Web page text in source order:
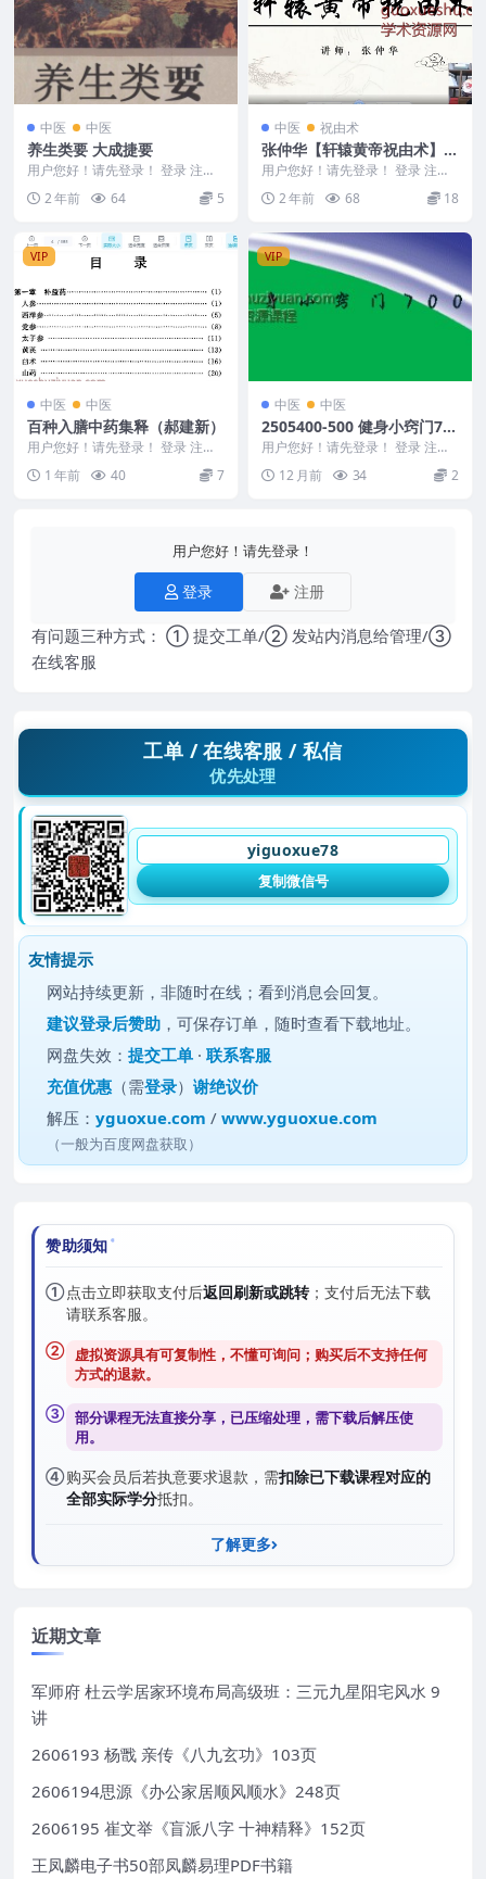
中医 中医
养生类要 大成捷要
用户您好！请先登录！ 登录 注册
2 年前 64 5
中医 祝由术
张仲华【轩辕黄帝祝由术】系
列网课2视频课程
用户您好！请先登录！ 登录 注册
张仲华【轩辕黄帝祝由术】系列网
课 240873...
2 年前 68 18
VIP
中医 中医
百种入膳中药集释（郝建新）
用户您好！请先登录！ 登录 注册
百种入膳中药集释（郝建新） 250
5400-2...
1 年前 40 7
VIP
中医 中医
2505400-500 健身小窍门70
0例.pdf166p
用户您好！请先登录！ 登录 注册
健身小窍门700例.pdf 2505400-
5... 12 月前 34 2
用户您好！请先登录！
登录 注册
有问题三种方式： ① 提交工单/② 发站内消息给管理/③
在线客服
工单 / 在线客服 / 私信
优先处理
yiguoxue78
复制微信号
友情提示
网站持续更新，非随时在线；看到消息会回复。
建议登录后赞助 ，可保存订单，随时查看下载地址。
网盘失效：提交工单 ·联系客服
充值优惠 （需登录）谢绝议价
解压：yguoxue.com /www.yguoxue.com
（一般为百度网盘获取）
赞助须知
①点击立即获取支付后返回刷新或跳转；支付后无法下载
请联系客服。
② 虚拟资源具有可复制性，不懂可询问；购买后不支持任何
方式的退款。
③ 部分课程无法直接分享，已压缩处理，需下载后解压使
用。
④购买会员后若执意要求退款，需扣除已下载课程对应的
全部实际学分抵扣。
了解更多
近期文章
军师府 杜云学居家环境布局高级班：三元九星阳宅风水 9
讲
2606193 杨戬 亲传《八九玄功》103页
2606194思源《办公家居顺风顺水》248页
2606195 崔文举《盲派八字 十神精释》152页
王凤麟电子书50部凤麟易理PDF书籍